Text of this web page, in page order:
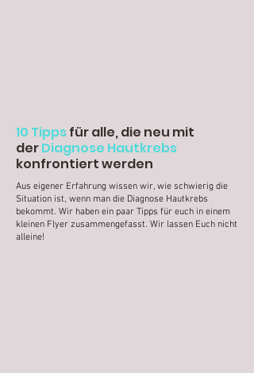
10 Tippsfür alle, die neu mit
derDiagnose Hautkrebs
konfrontiert werden
Aus eigener Erfahrung wissen wir, wie schwierig die
Situation ist, wenn man die Diagnose Hautkrebs
bekommt. Wir haben ein paar Tipps für euch in einem
kleinen Flyer zusammengefasst. Wir lassen Euch nicht
alleine!